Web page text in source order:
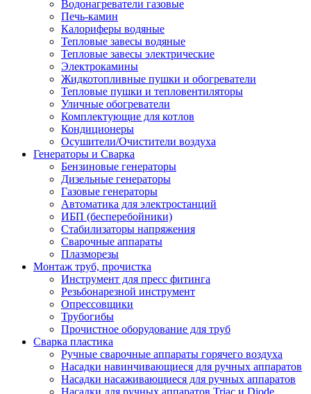
Водонагреватели газовые
Печь-камин
Калориферы водяные
Тепловые завесы водяные
Тепловые завесы электрические
Электрокамины
Жидкотопливные пушки и обогреватели
Тепловые пушки и тепловентиляторы
Уличные обогреватели
Комплектующие для котлов
Кондиционеры
Осушители/Очистители воздуха
Генераторы и Сварка
Бензиновые генераторы
Дизельные генераторы
Газовые генераторы
Автоматика для электростанций
ИБП (бесперебойники)
Стабилизаторы напряжения
Сварочные аппараты
Плазморезы
Монтаж труб, прочистка
Инструмент для пресс фитинга
Резьбонарезной инструмент
Опрессовщики
Трубогибы
Прочистное оборудование для труб
Сварка пластика
Ручные сварочные аппараты горячего воздуха
Насадки навинчивающиеся для ручных аппаратов
Насадки насаживающиеся для ручных аппаратов